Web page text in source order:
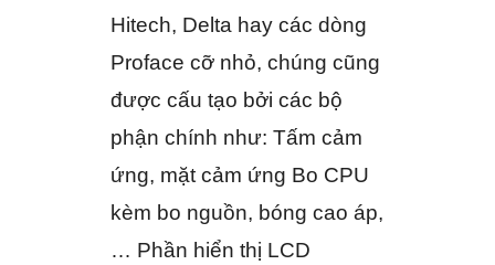
Hitech, Delta hay các dòng
Proface cỡ nhỏ, chúng cũng
được cấu tạo bởi các bộ
phận chính như: Tấm cảm
ứng, mặt cảm ứng Bo CPU
kèm bo nguồn, bóng cao áp,
… Phần hiển thị LCD